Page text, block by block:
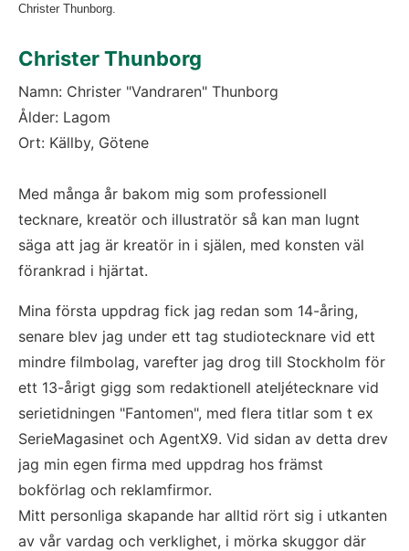
Christer Thunborg.
Christer Thunborg
Namn: Christer "Vandraren" Thunborg
Ålder: Lagom
Ort: Källby, Götene
Med många år bakom mig som professionell
tecknare, kreatör och illustratör så kan man lugnt
säga att jag är kreatör in i själen, med konsten väl
förankrad i hjärtat.
Mina första uppdrag fick jag redan som 14-åring,
senare blev jag under ett tag studiotecknare vid ett
mindre filmbolag, varefter jag drog till Stockholm för
ett 13-årigt gigg som redaktionell ateljétecknare vid
serietidningen "Fantomen", med flera titlar som t ex
SerieMagasinet och AgentX9. Vid sidan av detta drev
jag min egen firma med uppdrag hos främst
bokförlag och reklamfirmor.
Mitt personliga skapande har alltid rört sig i utkanten
av vår vardag och verklighet, i mörka skuggor där